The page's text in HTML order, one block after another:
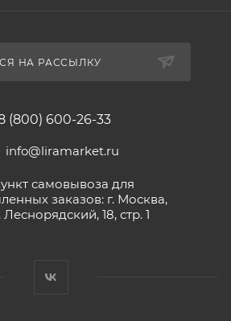
НА РАССЫЛКУ
(800) 600-26-33
info@liramarket.ru
самовывоза для
заказов: г. Москва,
Леснорядский, 18, стр. 1